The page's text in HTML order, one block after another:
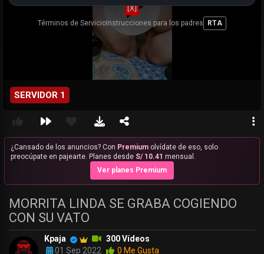
[X]
SERVIDOR 1
¿Cansado de los anuncios? Con Premium olvídate de eso, solo
preocúpate en pajearte. Planes desde S/ 10.41 mensual.
Ver planes Premium
MORRITA LINDA SE GRABA COGIENDO
CON SU VATO
Kpaja
300 Vídeos
01 Sep 2022
0 Me Gusta
Términos de ServicioInstrucciones para los padres RTA